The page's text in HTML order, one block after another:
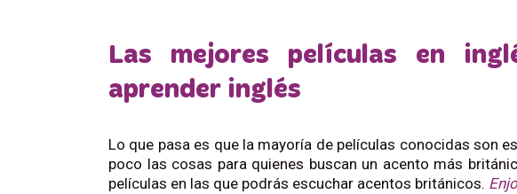
Las mejores películas en
aprender inglés
Lo que pasa es que la mayoría de películas conocidas son
poco las cosas para quienes buscan un acento más
películas en las que podrás escuchar acentos británicos.